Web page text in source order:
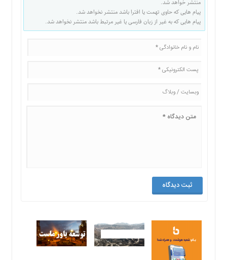
منتشر خواهد شد.
پیام هایی که حاوی تهمت یا افترا باشد منتشر نخواهد شد.
پیام هایی که به غیر از زبان فارسی یا غیر مرتبط باشد منتشر نخواهد شد.